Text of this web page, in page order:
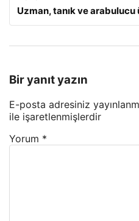
Uzman, tanık ve
Bir yanıt yazın
E-posta adresiniz
ile işaretlenmişlerdir
Yorum *